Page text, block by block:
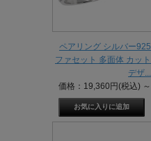
ペアリング シルバー925
ファセット 多面体 カット
デザ...
価格：19,360円(税込) ～